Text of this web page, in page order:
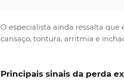
O especialista ainda ressalta que
cansaço, tontura, arritmia e
Principais sinais da perda